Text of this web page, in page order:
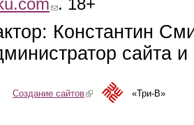
. 18+
Константин
сайта
Создание сайтов(link is external)«Три-В»